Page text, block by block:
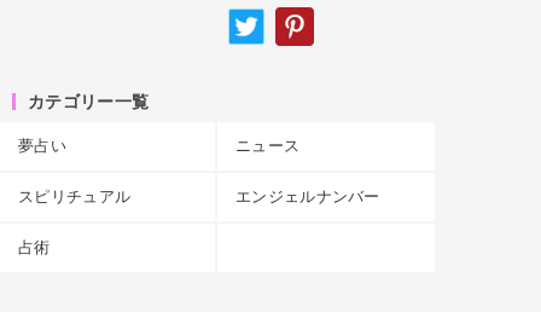
カテゴリー一覧
夢占い ニュース
スピリチュアル エンジェルナンバー
占術